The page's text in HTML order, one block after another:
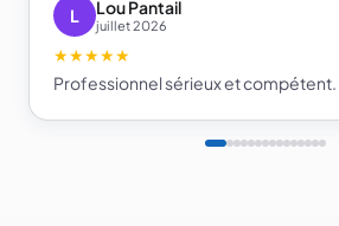
L
Lou Pantail
juillet 2026
★★★★★
Professionnel sérieux et compétent.